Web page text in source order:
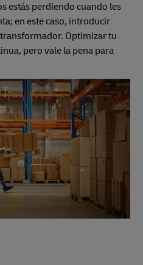
estás perdiendo cuando les
en este caso, introducir
Optimizar tu
pero vale la pena para